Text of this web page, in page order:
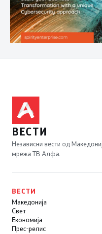
ВЕСТИ
Независни вести од
мрежа ТВ Алфа.
ВЕСТИ
Македонија
Свет
Економија
Прес-релис